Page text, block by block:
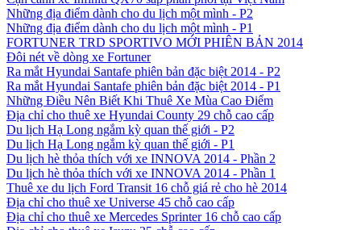
Những địa điểm dành cho du lịch một mình - P2
Những địa điểm dành cho du lịch một mình - P1
FORTUNER TRD SPORTIVO MỚI PHIÊN BẢN 2014
Đôi nét về dòng xe Fortuner
Ra mắt Hyundai Santafe phiên bản đặc biệt 2014 - P2
Ra mắt Hyundai Santafe phiên bản đặc biệt 2014 - P1
Những Điều Nên Biết Khi Thuê Xe Mùa Cao Điểm
Địa chỉ cho thuê xe Hyundai County 29 chỗ cao cấp
Du lịch Hạ Long ngắm kỳ quan thế giới - P2
Du lịch Hạ Long ngắm kỳ quan thế giới - P1
Du lịch hè thỏa thích với xe INNOVA 2014 - Phần 2
Du lịch hè thỏa thích với xe INNOVA 2014 - Phần 1
Thuê xe du lịch Ford Transit 16 chỗ giá rẻ cho hè 2014
Địa chỉ cho thuê xe Universe 45 chỗ cao cấp
Địa chỉ cho thuê xe Mercedes Sprinter 16 chỗ cao cấp